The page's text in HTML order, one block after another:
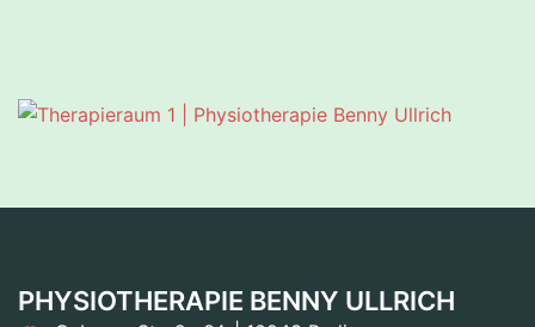
PHYSIOTHERAPIE BENNY ULLRICH